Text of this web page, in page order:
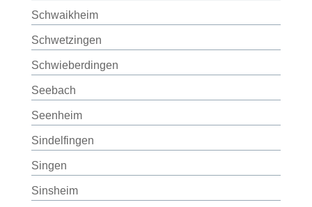
Schwaikheim
Schwetzingen
Schwieberdingen
Seebach
Seenheim
Sindelfingen
Singen
Sinsheim